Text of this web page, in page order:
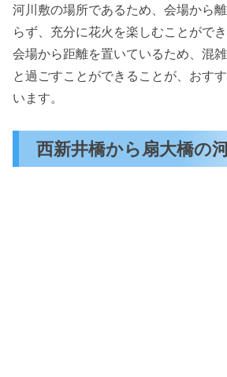
河川敷の場所であるため、会場から
らず、充分に花火を楽しむことができ
会場から距離を置いているため、混
と過ごすことができることが、おす
います。
西新井橋から扇大橋の